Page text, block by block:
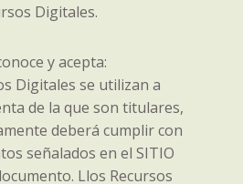
Digitales.
y acepta:
Digitales se utilizan a
de la que son titulares,
deberá cumplir con
señalados en el SITIO
Llos Recursos